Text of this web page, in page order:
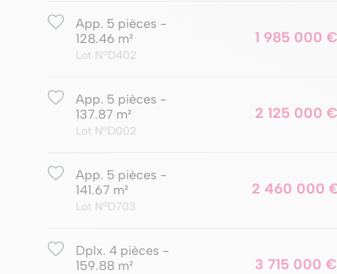
App. 5 pièces -
128.46 m²
Lot NºD402
1 985 000 €
App. 5 pièces -
137.87 m²
Lot NºD002
2 125 000 €
App. 5 pièces -
141.67 m²
Lot NºD703
2 460 000
Dplx. 4 pièces -
159.88 m²
3 715 000 €